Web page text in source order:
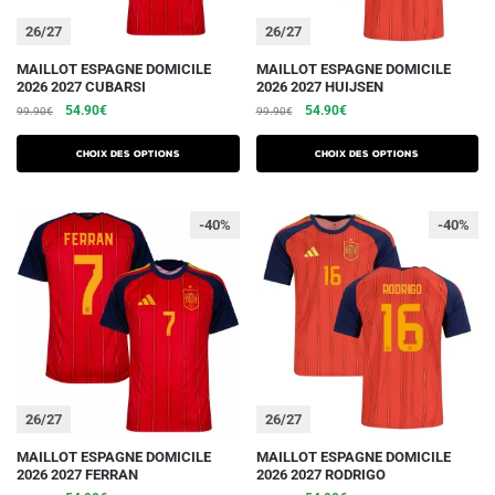
du
du
26/27
MAILLOT ESPAGNE DOMICILE
2026 2027 CUBARSI
99.90€
Le
initial
était :
54.90€Le
actuel
est :
Choix des options
Ce
produit
a
plusieurs
variations.
options
peuvent
être
choisies
du
26/27
MAILLOT ESPAGNE DOMICILE
2026 2027 HUIJSEN
99.90€
Le
initial
était :
54.90€Le
actuel
est :
Choix des options
Ce
produit
a
plusieurs
variations.
options
peuvent
être
du
26/27
-40%
MAILLOT ESPAGNE DOMICILE
2026 2027 FERRAN
Ce
produit
26/27
-40%
MAILLOT ESPAGNE DOMICILE
2026 2027 RODRIGO
Ce
produit